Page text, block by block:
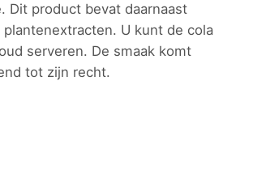
Dit product bevat daarnaast
plantenextracten. U kunt de cola
serveren. De smaak komt
tot zijn recht.